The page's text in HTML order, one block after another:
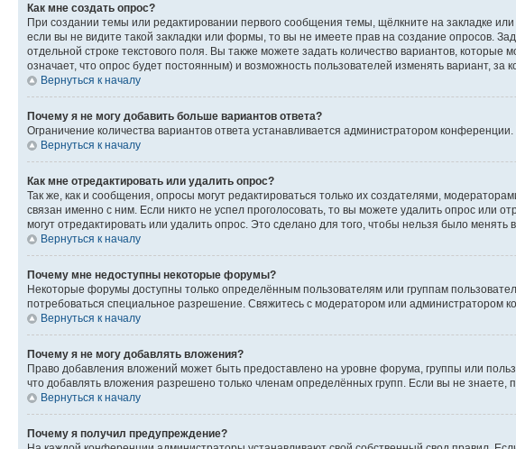
Как мне создать опрос?
При создании темы или редактировании первого сообщения темы, щёлкните на закладке
если вы не видите такой закладки или формы, то вы не имеете прав на создание опросов.
отдельной строке текстового поля. Вы также можете задать количество вариантов,
означает, что опрос будет постоянным) и возможность пользователей изменять вариант, за
Вернуться к началу
Почему я не могу добавить больше вариантов ответа?
Ограничение количества вариантов ответа устанавливается администратором
Вернуться к началу
Как мне отредактировать или удалить опрос?
Так же, как и сообщения, опросы могут редактироваться только их создателями,
связан именно с ним. Если никто не успел проголосовать, то вы можете удалить опрос или
могут отредактировать или удалить опрос. Это сделано для того, чтобы нельзя было менять
Вернуться к началу
Почему мне недоступны некоторые форумы?
Некоторые форумы доступны только определённым пользователям или группам
потребоваться специальное разрешение. Свяжитесь с модератором или администратором
Вернуться к началу
Почему я не могу добавлять вложения?
Право добавления вложений может быть предоставлено на уровне форума, группы или
что добавлять вложения разрешено только членам определённых групп. Если вы не
Вернуться к началу
Почему я получил предупреждение?